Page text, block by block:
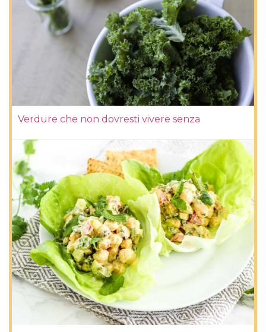
Verdure che non dovresti vivere senza